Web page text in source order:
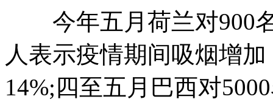
今年五月荷兰对900名
人表示疫情期间吸烟增
14%;四至五月巴西对